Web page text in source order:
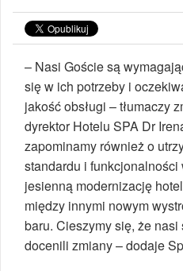
– Nasi Goście są
się w ich potrzeby i
jakość obsługi – tłumaczy
dyrektor Hotelu SPA Dr
zapominamy również o
standardu i
jesienną modernizację
między innymi nowym
baru. Cieszymy się, że
docenili zmiany – dodaje